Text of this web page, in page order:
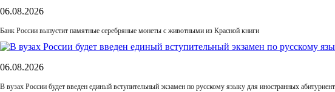
06.08.2026
Банк России выпустит памятные серебряные монеты с животными из Красной книги
06.08.2026
В вузах России будет введен единый вступительный экзамен по русскому языку для иностранных